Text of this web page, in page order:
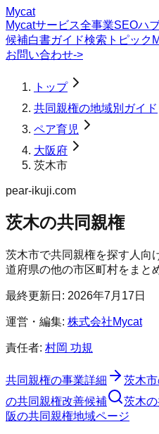
Mycat
Mycatサービス全事業SEOハ
候補白書ガイド検索トピック
お問い合わせ->
トップ
共同親権の地域別ガイド
ペア育児
大阪府
茨木市
pear-ikuji.com
茨木の共同親権
茨木市で共同親権を探す人向
道府県の他の市区町村をまと
最終更新日: 2026年7月17日
運営・編集: 株式会社Mycat
責任者: 村岡 功規
共同親権の事業詳細 茨木市
の共同親権改善候補 茨木
阪の共同親権地域ページ